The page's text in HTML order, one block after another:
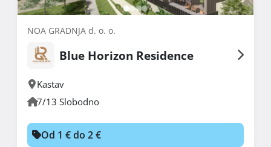
NOA GRADNJA d. o. o.
Blue Horizon Residence
Kastav
7/13 Slobodno
Od 1 € do 2 €